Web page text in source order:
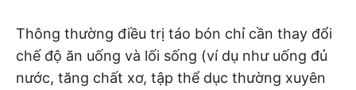
Thông thường điều trị táo bón chỉ cần thay đổi
chế độ ăn uống và lối sống (ví dụ như uống đủ
nước, tăng chất xơ, tập thể dục thường xuyên